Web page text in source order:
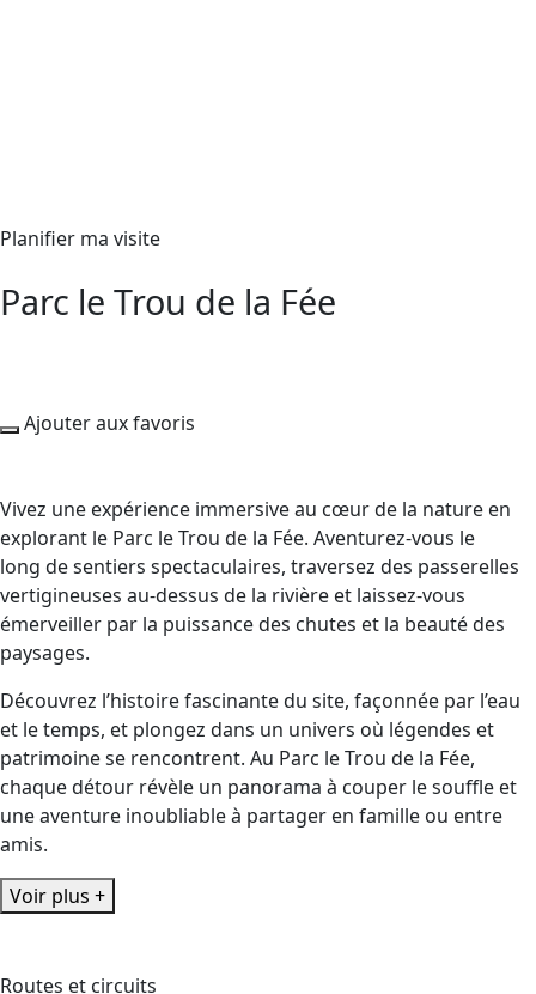
Planifier ma visite
Parc le Trou de la Fée
Ajouter aux favoris
Vivez une expérience immersive au cœur de la nature en
explorant le Parc le Trou de la Fée. Aventurez-vous le
long de sentiers spectaculaires, traversez des passerelles
vertigineuses au-dessus de la rivière et laissez-vous
émerveiller par la puissance des chutes et la beauté des
paysages.
Découvrez l’histoire fascinante du site, façonnée par l’eau
et le temps, et plongez dans un univers où légendes et
patrimoine se rencontrent. Au Parc le Trou de la Fée,
chaque détour révèle un panorama à couper le souffle et
une aventure inoubliable à partager en famille ou entre
amis.
Voir plus +
Routes et circuits